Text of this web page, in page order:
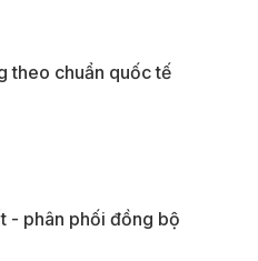
theo chuẩn quốc tế
- phân phối đồng bộ